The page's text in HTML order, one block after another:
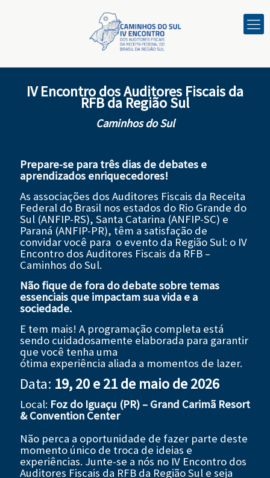
IV Encontro dos Auditores Fiscais da
RFB da Região Sul
Caminhos do Sul
Prepare-se para três dias de debates e
aprendizados enriquecedores!
As associações dos Auditores Fiscais da Receita
Federal do Brasil nos estados do Rio Grande do
Sul (ANFIP-RS), Santa Catarina (ANFIP-SC) e
Paraná (ANFIP-PR), têm a satisfação de
convidar você para o evento da Região Sul: o IV
Encontro dos Auditores Fiscais da RFB –
Caminhos do Sul.
Não fique de fora do debate sobre temas
essenciais que impactam sua vida e a
sociedade.
E tem mais! A programação completa está
sendo cuidadosamente elaborada para garantir
que você tenha uma
ótima experiência aliada a momentos de lazer.
Data: 19, 20 e 21 de maio de 2026
Local: Foz do Iguaçu (PR) – Grand Carimã Resort
& Convention Center
Não perca a oportunidade de fazer parte deste
momento único de troca de ideias e
experiências. Junte-se a nós no IV Encontro dos
Auditores Fiscais da RFB da Região Sul e seja